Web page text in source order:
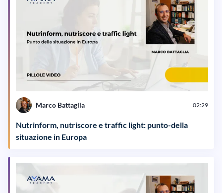
Marco Battaglia 02:29
Nutrinform, nutriscore e traffic light: punto-della
situazione in Europa